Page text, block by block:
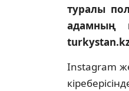
туралы
адамның
Instagram